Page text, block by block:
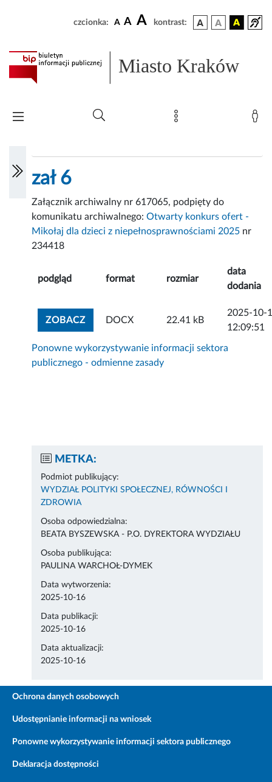
czcionka: A A A kontrast:
Miasto Kraków
zał 6
Załącznik archiwalny nr 617065, podpięty do
komunikatu archiwalnego:Otwarty konkurs ofert -
Mikołaj dla dzieci z niepełnosprawnościami 2025 nr
234418
podgląd format rozmiar
data
dodania
ZOBACZZOBACZ ZAŁĄCZNIK
DOCX 22.41 kB
2025-10-
12:09:51
Ponowne wykorzystywanie informacji sektora
publicznego - odmienne zasady
METKA:
Podmiot publikujący:
WYDZIAŁ POLITYKI SPOŁECZNEJ, RÓWNOŚCI I
ZDROWIA
Osoba odpowiedzialna:
BEATA BYSZEWSKA - P.O. DYREKTORA WYDZIAŁU
Osoba publikująca:
PAULINA WARCHOŁ-DYMEK
Data wytworzenia:
2025-10-16
Data publikacji:
2025-10-16
Data aktualizacji:
2025-10-16
Ochrona danych osobowych
Udostępnianie informacji na wniosek
Ponowne wykorzystywanie informacji sektora publicznego
Deklaracja dostępności